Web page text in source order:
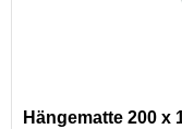
Hängematte 200 x